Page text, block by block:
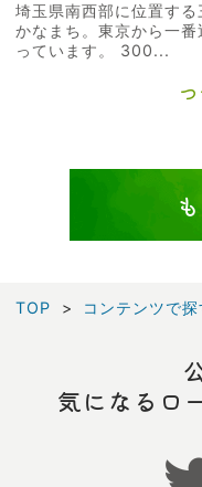
埼玉県南西部に位置す
かなまち。東京から一
っています。 300...
TOP コンテンツで
気になるロ